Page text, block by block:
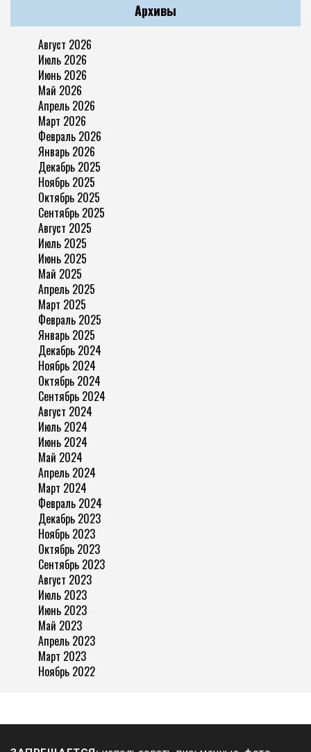
Архивы
Август 2026
Июль 2026
Июнь 2026
Май 2026
Апрель 2026
Март 2026
Февраль 2026
Январь 2026
Декабрь 2025
Ноябрь 2025
Октябрь 2025
Сентябрь 2025
Август 2025
Июль 2025
Июнь 2025
Май 2025
Апрель 2025
Март 2025
Февраль 2025
Январь 2025
Декабрь 2024
Ноябрь 2024
Октябрь 2024
Сентябрь 2024
Август 2024
Июль 2024
Июнь 2024
Май 2024
Апрель 2024
Март 2024
Февраль 2024
Декабрь 2023
Ноябрь 2023
Октябрь 2023
Сентябрь 2023
Август 2023
Июль 2023
Июнь 2023
Май 2023
Апрель 2023
Март 2023
Ноябрь 2022